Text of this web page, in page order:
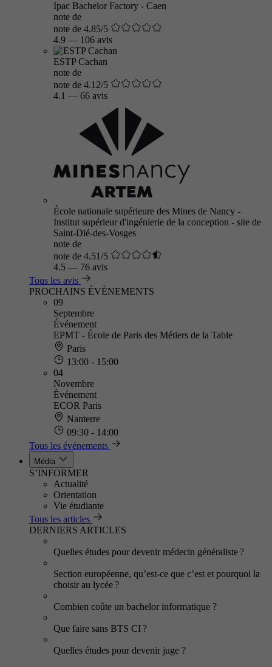
Ipac Bachelor Factory - Caen
note de
note de 4.85/5
4.9 — 106 avis
ESTP Cachan
note de
note de 4.12/5
4.1 — 66 avis
École nationale supérieure des Mines de Nancy -
Institut supérieur d'ingénierie de la conception - site de
Saint-Dié-des-Vosges
note de
note de 4.51/5
4.5 — 76 avis
Tous les avis
PROCHAINS ÉVÈNEMENTS
09
Septembre
Événement
EPMT - École de Paris des Métiers de la Table
Paris
13:00 - 15:00
04
Novembre
Événement
ECOR Paris
Nanterre
09:30 - 14:00
Tous les événements
Média
S’INFORMER
Actualité
Orientation
Vie étudiante
Tous les articles
DERNIERS ARTICLES
Quelles études pour devenir médecin généraliste ?
Section européenne, qu’est-ce que c’est et pourquoi la
choisir au lycée ?
Combien coûte un bachelor informatique ?
Que faire sans BTS CI ?
Quelles études pour devenir juge ?